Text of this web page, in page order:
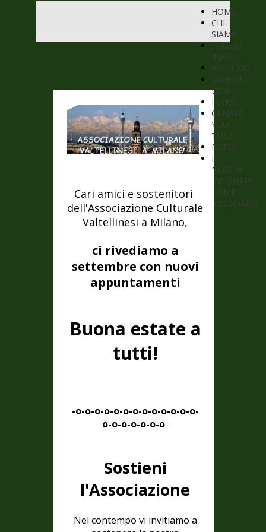
HOME
CHI
SIAMO
FOGLIO
INFO
ARCHIVIO
LAVEGIN
D'OR
LINKS
CANALE
YOU
TUBE
FOTO
I
NOSTRI
INCONTRI
COME
ASSOCIARSI
Cari amici e sostenitori
dell'Associazione Culturale
Valtellinesi a Milano,
ci rivediamo a
settembre con nuovi
appuntamenti
Buona estate a
tutti!
-o-o-o-o-o-o-o-o-o-o-o-o-o-
o-o-o-o-o-o-o-
Sostieni
l'Associazione
Nel contempo vi invitiamo a